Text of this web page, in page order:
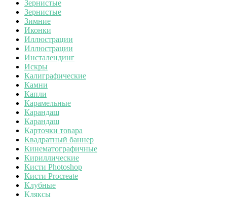
Зернистые
Зернистые
Зимние
Иконки
Иллюстрации
Иллюстрации
Инсталендинг
Искры
Калиграфические
Камни
Капли
Карамельные
Карандаш
Карандаш
Карточки товара
Квадратный баннер
Кинематографичные
Кириллические
Кисти Photoshop
Кисти Procreate
Клубные
Кляксы